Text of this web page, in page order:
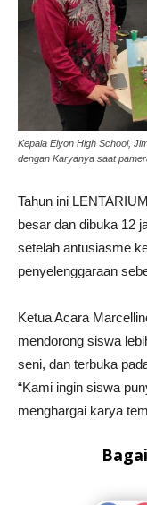
Kepala Elyon High School,
dengan Karyanya saat
Tahun ini
besar dan dibuka 12
setelah antusiasme
penyelenggaraan
Ketua Acara
mendorong siswa
seni, dan terbuka
“Kami ingin siswa
menghargai karya